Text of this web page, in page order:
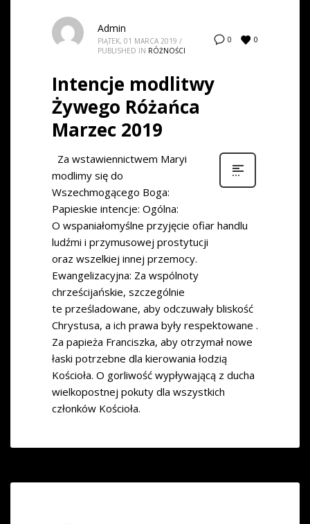
0 0
Admin
PIĄTEK, 01 MARCA 2019 /
PUBLISHED IN RÓŻNOŚCI
Intencje modlitwy
Żywego Różańca
Marzec 2019
Za wstawiennictwem Maryi
modlimy się do
Wszechmogącego Boga:
Papieskie intencje: Ogólna:
O wspaniałomyślne przyjęcie ofiar handlu
ludźmi i przymusowej prostytucji
oraz wszelkiej innej przemocy.
Ewangelizacyjna: Za wspólnoty
chrześcijańskie, szczególnie
te prześladowane, aby odczuwały bliskość
Chrystusa, a ich prawa były respektowane .
Za papieża Franciszka, aby otrzymał nowe
łaski potrzebne dla kierowania łodzią
Kościoła. O gorliwość wypływającą z ducha
wielkopostnej pokuty dla wszystkich
członków Kościoła.